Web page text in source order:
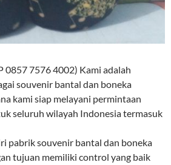
0857 7576 4002) Kami adalah
souvenir bantal dan boneka
kami siap melayani permintaan
seluruh wilayah Indonesia termasuk
pabrik souvenir bantal dan boneka
tujuan memiliki control yang baik